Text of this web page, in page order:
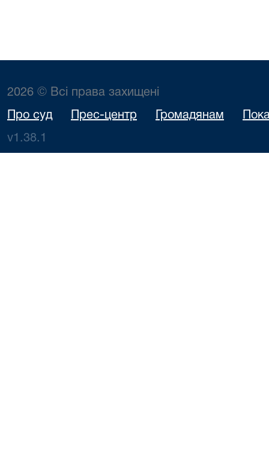
2026 © Всі права захищені
Про суд Прес-центр Громадянам
v1.38.1